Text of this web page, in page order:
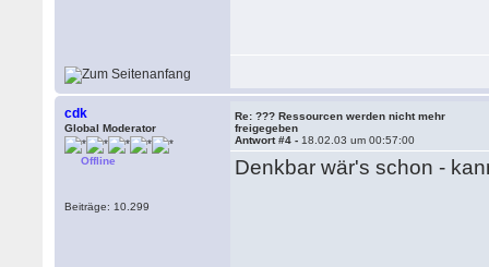
cdk
Global Moderator
Offline
Beiträge: 10.299
Re: ??? Ressourcen werden nicht mehr
freigegeben
Antwort #4 - 18.02.03 um 00:57:00
Denkbar wär's schon -